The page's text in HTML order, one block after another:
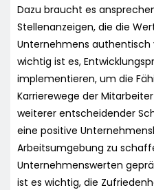
Dazu braucht es
Stellenanzeigen, die die
Unternehmens authentisch
wichtig ist es,
implementieren, um die
Karrierewege der
weiterer entscheidender
eine positive
Arbeitsumgebung zu
Unternehmenswerten
ist es wichtig, die